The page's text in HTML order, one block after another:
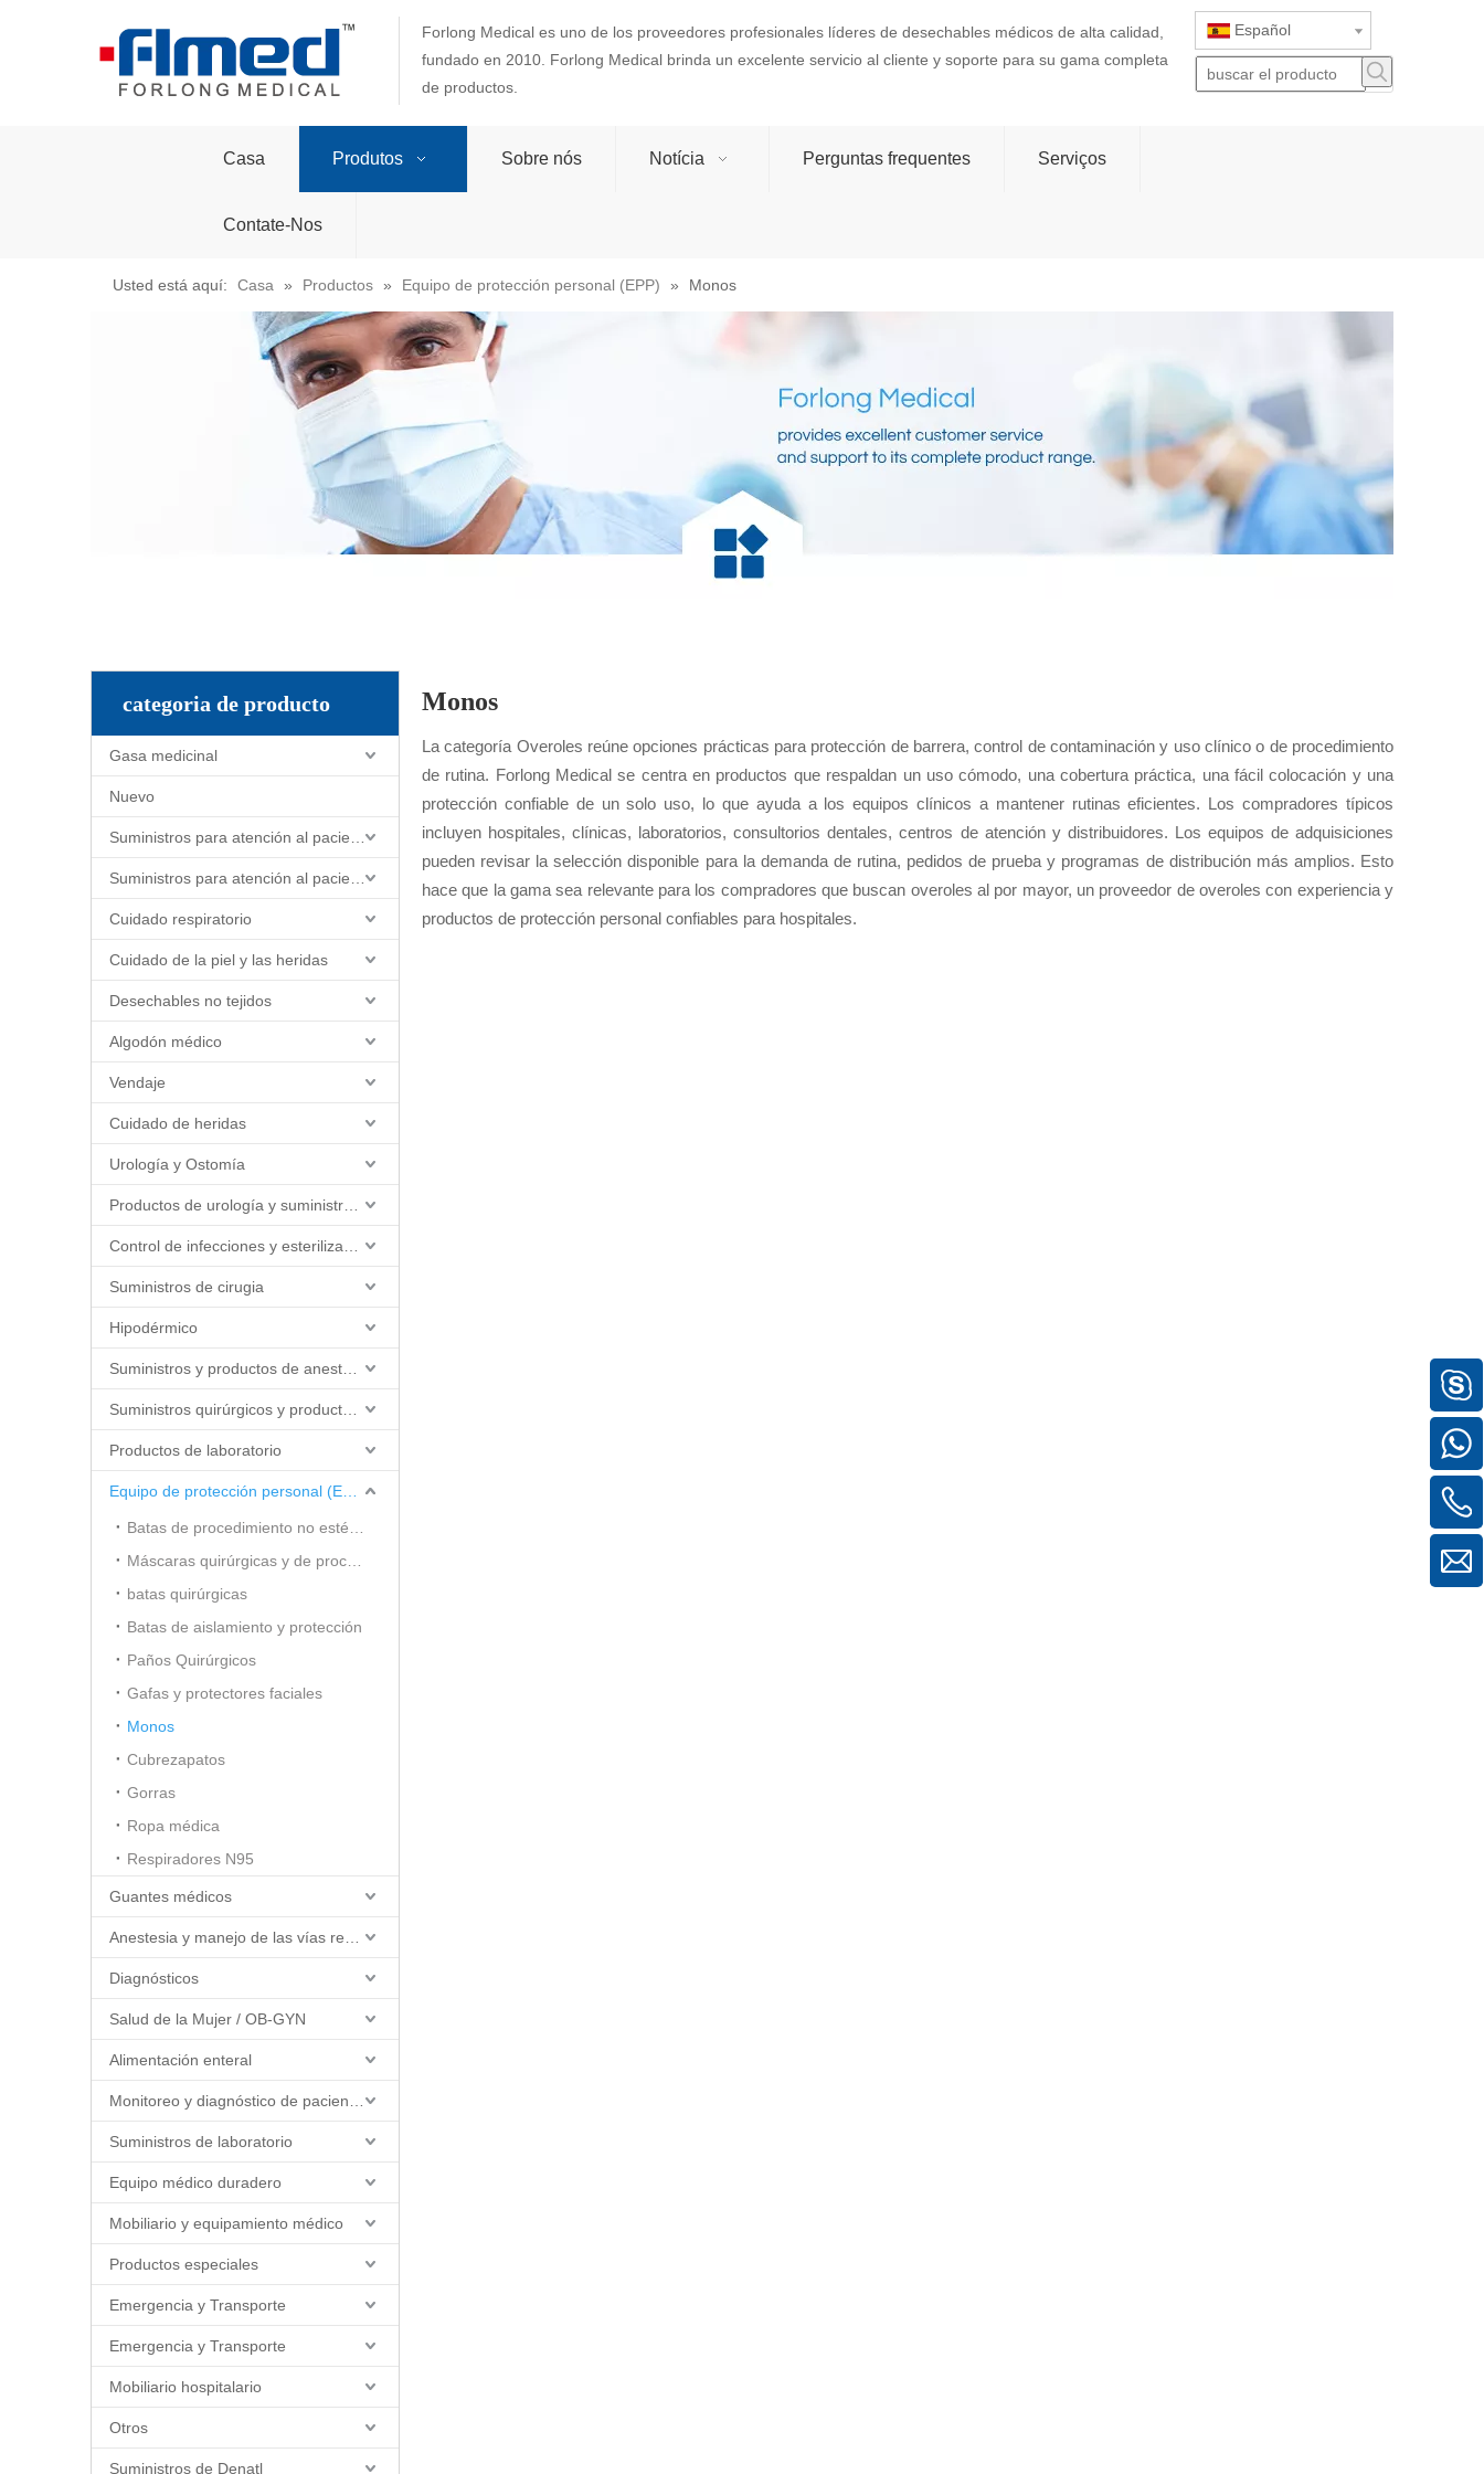
Forlong Medical es uno de los proveedores profesionales líderes de desechables médicos de alta calidad,
fundado en 2010. Forlong Medical brinda un excelente servicio al cliente y soporte para su gama completa
de productos.
Español
Casa Produtos Sobre nós Notícia Perguntas frequentes Serviços
Contate-Nos
Usted está aquí: Casa » Productos » Equipo de protección personal (EPP) » Monos
categoria de producto
Gasa medicinal
Nuevo
Cuidado respiratorio
Cuidado de la piel y las heridas
Desechables no tejidos
Algodón médico
Vendaje
Cuidado de heridas
Urología y Ostomía
Suministros de cirugia
Hipodérmico
Productos de laboratorio
batas quirúrgicas
Batas de aislamiento y protección
Paños Quirúrgicos
Gafas y protectores faciales
Monos
Cubrezapatos
Gorras
Ropa médica
Respiradores N95
Guantes médicos
Diagnósticos
Salud de la Mujer / OB-GYN
Alimentación enteral
Suministros de laboratorio
Equipo médico duradero
Mobiliario y equipamiento médico
Productos especiales
Emergencia y Transporte
Emergencia y Transporte
Mobiliario hospitalario
Otros
Suministros de Denatl
Monos
La categoría Overoles reúne opciones prácticas para protección de barrera, control de contaminación y uso clínico o de procedimiento
de rutina. Forlong Medical se centra en productos que respaldan un uso cómodo, una cobertura práctica, una fácil colocación y una
protección confiable de un solo uso, lo que ayuda a los equipos clínicos a mantener rutinas eficientes. Los compradores típicos
incluyen hospitales, clínicas, laboratorios, consultorios dentales, centros de atención y distribuidores. Los equipos de adquisiciones
pueden revisar la selección disponible para la demanda de rutina, pedidos de prueba y programas de distribución más amplios. Esto
hace que la gama sea relevante para los compradores que buscan overoles al por mayor, un proveedor de overoles con experiencia y
productos de protección personal confiables para hospitales.